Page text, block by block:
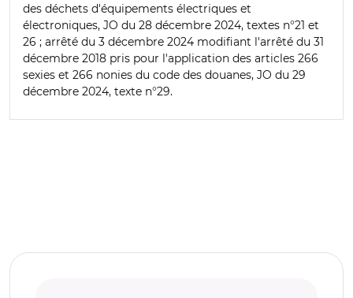
des déchets d'équipements électriques et
électroniques, JO du 28 décembre 2024, textes n°21 et
26 ; arrêté du 3 décembre 2024 modifiant l'arrêté du 31
décembre 2018 pris pour l'application des articles 266
sexies et 266 nonies du code des douanes, JO du 29
décembre 2024, texte n°29.